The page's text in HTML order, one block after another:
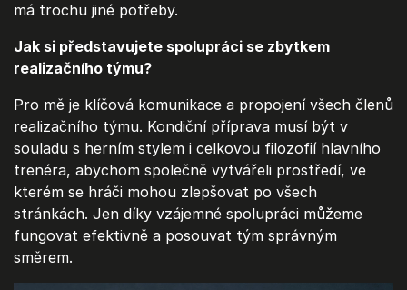
má trochu jiné potřeby.
Jak si představujete spolupráci se zbytkem
realizačního týmu?
Pro mě je klíčová komunikace a propojení všech členů
realizačního týmu. Kondiční příprava musí být v
souladu s herním stylem i celkovou filozofií hlavního
trenéra, abychom společně vytvářeli prostředí, ve
kterém se hráči mohou zlepšovat po všech
stránkách. Jen díky vzájemné spolupráci můžeme
fungovat efektivně a posouvat tým správným
směrem.